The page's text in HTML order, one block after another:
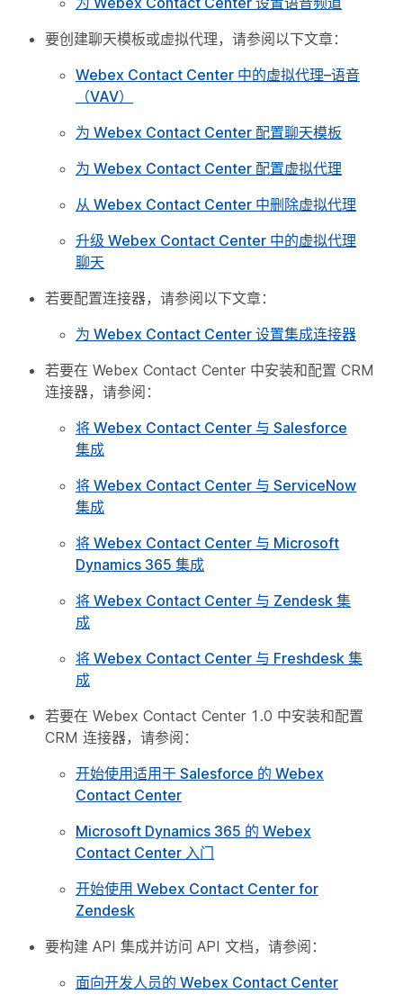
要创建聊天模板或虚拟代理，请参阅以下文章：
Webex Contact Center 中的虚拟代理–语音
（VAV）
为 Webex Contact Center 配置聊天模板
为 Webex Contact Center 配置虚拟代理
从 Webex Contact Center 中删除虚拟代理
升级 Webex Contact Center 中的虚拟代理
聊天
若要配置连接器，请参阅以下文章：
为 Webex Contact Center 设置集成连接器
若要在 Webex Contact Center 中安装和配置 CRM
连接器，请参阅：
将 Webex Contact Center 与 Salesforce
集成
将 Webex Contact Center 与 ServiceNow
集成
将 Webex Contact Center 与 Microsoft
Dynamics 365 集成
将 Webex Contact Center 与 Zendesk 集
成
将 Webex Contact Center 与 Freshdesk 集
成
若要在 Webex Contact Center 1.0 中安装和配置
CRM 连接器，请参阅：
开始使用适用于 Salesforce 的 Webex
Contact Center
Microsoft Dynamics 365 的 Webex
Contact Center 入门
开始使用 Webex Contact Center for
Zendesk
要构建 API 集成并访问 API 文档，请参阅：
面向开发人员的 Webex Contact Center